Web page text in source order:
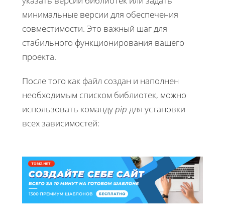
минимальные версии для обеспечения
совместимости. Это важный шаг для
стабильного функционирования вашего
проекта.
После того как файл создан и наполнен
необходимым списком библиотек, можно
использовать командуpip для установки
всех зависимостей: